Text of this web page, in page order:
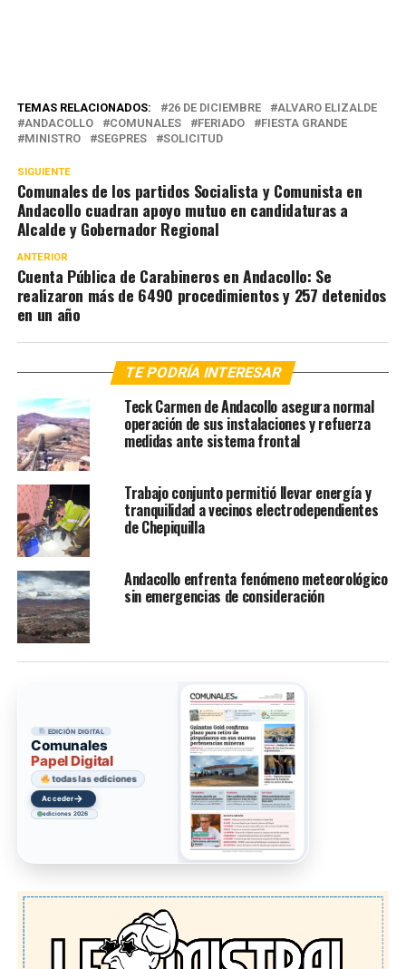
TEMAS RELACIONADOS: 26 DE DICIEMBRE
ALVARO ELIZALDE
ANDACOLLO
COMUNALES FERIADO
FIESTA GRANDE
MINISTRO
SEGPRES SOLICITUD
SIGUIENTE
Comunales de los partidos Socialista y Comunista en
Andacollo cuadran apoyo mutuo en candidaturas a
Alcalde y Gobernador Regional
ANTERIOR
Cuenta Pública de Carabineros en Andacollo: Se
realizaron más de 6490 procedimientos y 257 detenidos
en un año
TE PODRÍA INTERESAR
Teck Carmen de Andacollo asegura normal
operación de sus instalaciones y refuerza
medidas ante sistema frontal
Trabajo conjunto permitió llevar energía y
tranquilidad a vecinos electrodependientes
de Chepiquilla
Andacollo enfrenta fenómeno meteorológico
sin emergencias de consideración
EDICIÓN DIGITAL
Comunales
Papel Digital
todas las ediciones
Acceder→
ediciones 2026